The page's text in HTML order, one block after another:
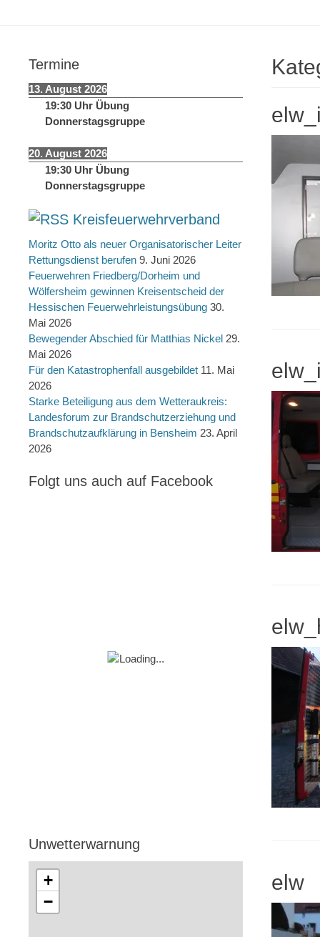
elw
Termine
13. August 2026
19:30Uhr Übung
Donnerstagsgruppe
20. August 2026
19:30Uhr Übung
Donnerstagsgruppe
Kreisfeuerwehrverband
Moritz Otto als neuer Organisatorischer Leiter
Rettungsdienst berufen 9. Juni 2026
Feuerwehren Friedberg/Dorheim und
Wölfersheim gewinnen Kreisentscheid der
Hessischen Feuerwehrleistungsübung 30.
Mai 2026
Bewegender Abschied für Matthias Nickel 29.
Mai 2026
Für den Katastrophenfall ausgebildet 11. Mai
2026
Starke Beteiligung aus dem Wetteraukreis:
Landesforum zur Brandschutzerziehung und
Brandschutzaufklärung in Bensheim 23. April
2026
Folgt uns auch auf Facebook
Unwetterwarnung
+
−